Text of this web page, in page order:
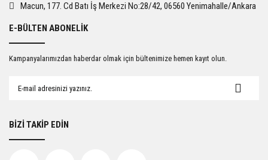
Gönder
Macun, 177. Cd Batı İş Merkezi No:28/42, 06560 Yenimahalle/Ankara
E-BÜLTEN ABONELİK
Kampanyalarımızdan haberdar olmak için bültenimize hemen kayıt olun.
BİZİ TAKİP EDİN